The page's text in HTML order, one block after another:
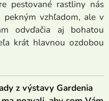
pestované rastliny nás
vzhľadom, ale v
odvďačia aj bohatou
krát hlavnou ozdobou
z výstavy Gardenia